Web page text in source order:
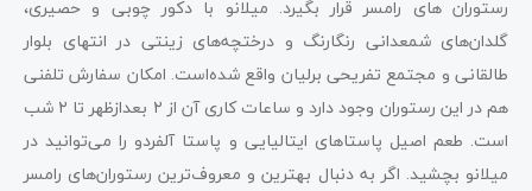
رستوران های رامسر قرار بگیرد. میلانو با دکور چوبی و حصیری،
گلدان‌های شمعدانی رنگارنگ و درختچه‌های زینتی در انتهای بلوار
طالقانی و مجتمع تفریحی برلیان واقع شده‌است. امکان سفارش تلفنی
هم در این رستوران وجود دارد و ساعات کاری آن از ۲ بعدازظهر تا ۲ شب
است. طعم اصیل پاستاهای ایتالیایی و پاستا آلفردو را می‌توانید در
میلانو بچشید. اگر به دنبال بهترین و معروف‌ترین رستوران‌های رامسر